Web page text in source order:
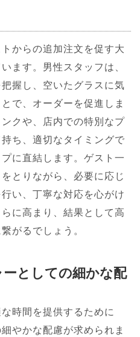
からの追加注文を促す大
ます。男性スタッフは、
握し、空いたグラスに気
で、オーダーを促進しま
クや、店内での特別なプ
ち、適切なタイミングで
に直結します。ゲスト一
とりながら、必要に応じ
い、丁寧な対応を心がけ
に高まり、結果として高
がるでしょう。
としての細かな配
時間を提供するために
やかな配慮が求められま